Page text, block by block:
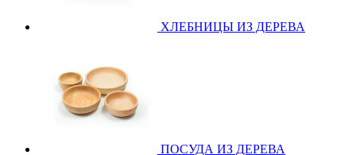
ХЛЕБНИЦЫ ИЗ ДЕРЕВА
ПОСУДА ИЗ ДЕРЕВА